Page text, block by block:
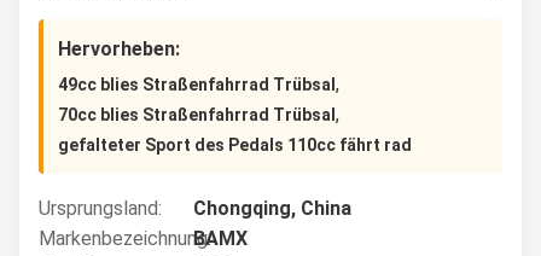
Hervorheben:
49cc blies Straßenfahrrad Trübsal ,
70cc blies Straßenfahrrad Trübsal ,
gefalteter Sport des Pedals 110cc fährt rad
Ursprungsland:
Chongqing, China
Markenbezeichnung:BAMX